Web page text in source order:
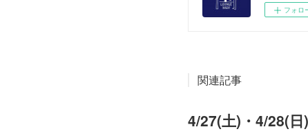
フォロ
関連記事
4/27(土)・4/28(